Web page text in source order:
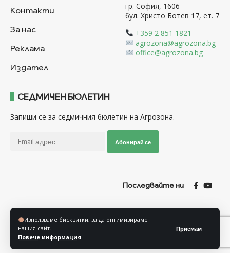
Използваме бисквитки, за да оптимизираме
нашия сайт.
Повече информация
Приемам
Контакти
За нас
Реклама
Издател
гр. София, 1606
бул. Христо Ботев 17, ет. 7
+359 2 851 1821
agrozona@agrozona.bg
office@agrozona.bg
СЕДМИЧЕН БЮЛЕТИН
Запиши се за седмичния бюлетин на Агрозона.
Абонирай се
Последвайте ни
© Агрозона © 2011-2025 Всички права запазени
Политика за защита на личните данни